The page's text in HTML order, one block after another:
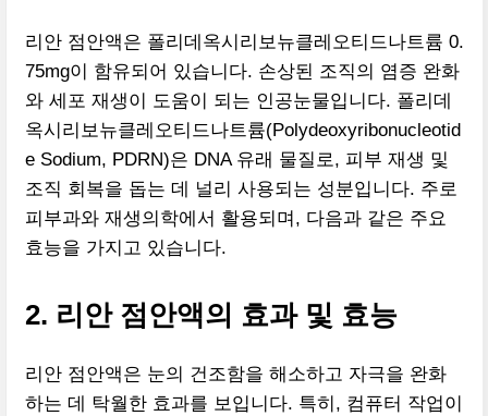
리안 점안액은 폴리데옥시리보뉴클레오티드나트륨 0.
75mg이 함유되어 있습니다. 손상된 조직의 염증 완화
와 세포 재생이 도움이 되는 인공눈물입니다. 폴리데
옥시리보뉴클레오티드나트륨(Polydeoxyribonucleotid
e Sodium, PDRN)은 DNA 유래 물질로, 피부 재생 및
조직 회복을 돕는 데 널리 사용되는 성분입니다. 주로
피부과와 재생의학에서 활용되며, 다음과 같은 주요
효능을 가지고 있습니다.
2. 리안 점안액의 효과 및 효능
리안 점안액은 눈의 건조함을 해소하고 자극을 완화
하는 데 탁월한 효과를 보입니다. 특히, 컴퓨터 작업이